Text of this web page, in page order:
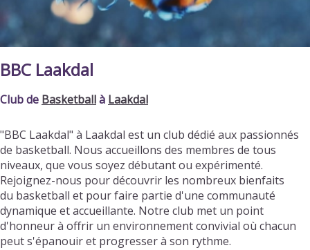
BBC Laakdal
Club de Basketballà Laakdal
"BBC Laakdal" à Laakdal est un club dédié aux passionnés
de basketball. Nous accueillons des membres de tous
niveaux, que vous soyez débutant ou expérimenté.
Rejoignez-nous pour découvrir les nombreux bienfaits
du basketball et pour faire partie d'une communauté
dynamique et accueillante. Notre club met un point
d'honneur à offrir un environnement convivial où chacun
peut s'épanouir et progresser à son rythme.